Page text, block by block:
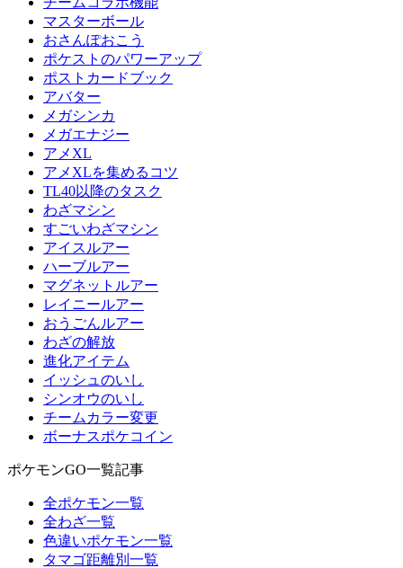
マスターボール
おさんぽおこう
ポケストのパワーアップ
ポストカードブック
アバター
メガシンカ
メガエナジー
アメXL
アメXLを集めるコツ
TL40以降のタスク
わざマシン
すごいわざマシン
アイスルアー
ハーブルアー
マグネットルアー
レイニールアー
おうごんルアー
わざの解放
進化アイテム
イッシュのいし
シンオウのいし
チームカラー変更
ボーナスポケコイン
ポケモンGO一覧記事
全ポケモン一覧
全わざ一覧
色違いポケモン一覧
タマゴ距離別一覧